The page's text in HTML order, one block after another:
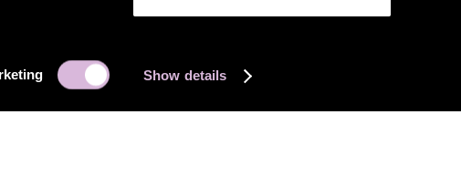
Show details